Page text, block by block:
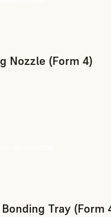
Nozzle (Form 4)
Tray (Form